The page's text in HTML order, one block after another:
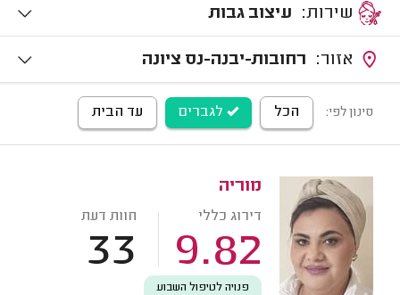
עיצוב גבות
רחובות-יבנה-נס ציונה
סינון לפי: הכל לגברים עד הבית
מוריה
דירוג כללי
9.82
חוות דעת
33
פנויה לטיפול השבוע